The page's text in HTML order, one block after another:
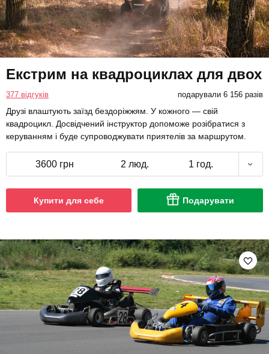
Екстрим на квадроциклах для двох
377 відгуків подарували 6 156 разів
Друзі влаштують заїзд бездоріжжям. У кожного — свій
квадроцикл. Досвідчений інструктор допоможе розібратися з
керуванням і буде супроводжувати приятелів за маршрутом.
3600 грн 2 люд. 1 год.
Купити для себе Подарувати